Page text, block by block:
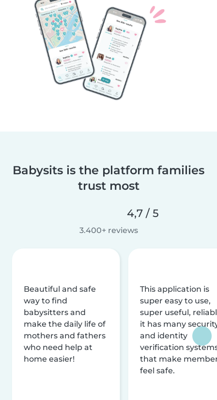
Babysits is the platform families
trust most
4,7 / 5
3.400+ reviews
Beautiful and safe
way to find
babysitters and
make the daily life of
mothers and fathers
who need help at
home easier!
This application is
super easy to use,
super useful,
it has many
and identity
verification
that make
feel safe.